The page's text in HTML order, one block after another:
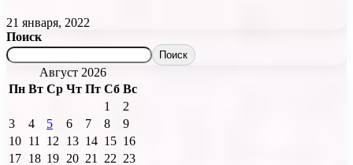
21 января, 2022
Поиск
Поиск
Август 2026
Пн Вт Ср Чт Пт Сб Вс
1
2
3
4 5 6 7 8
9
10 11 12 13 14 15 16
17 18 19 20 21 22 23